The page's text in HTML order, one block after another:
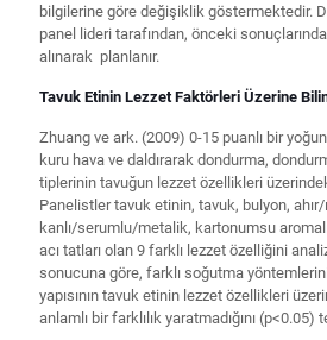
bilgilerine göre değişiklik göstermektedir.
panel lideri tarafından, önceki
alınarak planlanır.
Tavuk Etinin Lezzet Faktörleri Üzerine
Zhuang ve ark. (2009) 0-15 puanlı bir
kuru hava ve daldırarak dondurma,
tiplerinin tavuğun lezzet özellikleri
Panelistler tavuk etinin, tavuk, bulyon, ahır/
kanlı/serumlu/metalik, kartonumsu
acı tatları olan 9 farklı lezzet özelliğini
sonucuna göre, farklı soğutma
yapısının tavuk etinin lezzet özellikleri
anlamlı bir farklılık yaratmadığını (p<0.05)